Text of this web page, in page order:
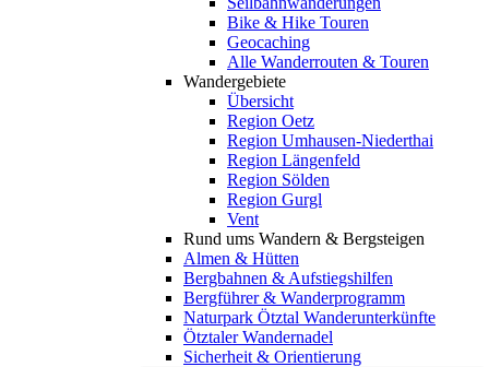
Bike & Hike Touren
Geocaching
Alle Wanderrouten & Touren
Wandergebiete
Übersicht
Region Oetz
Region Umhausen-Niederthai
Region Längenfeld
Region Sölden
Region Gurgl
Vent
Rund ums Wandern & Bergsteigen
Almen & Hütten
Bergbahnen & Aufstiegshilfen
Bergführer & Wanderprogramm
Naturpark Ötztal Wanderunterkünfte
Ötztaler Wandernadel
Sicherheit & Orientierung